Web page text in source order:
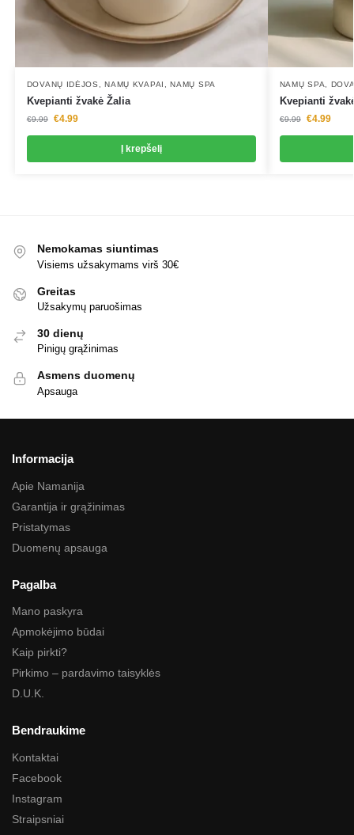
DOVANŲ IDĖJOS ,NAMŲ KVAPAI ,NAMŲ SPA
Kvepianti žvakė Žalia
€9.99 €4.99
Į krepšelį
NAMŲ SPA,
Kvepianti
€9.99 €4.99
Nemokamas siuntimas
Visiems užsakymams virš 30€
Greitas
Užsakymų paruošimas
30 dienų
Pinigų grąžinimas
Asmens duomenų
Apsauga
Informacija
Apie Namanija
Garantija ir grąžinimas
Pristatymas
Duomenų apsauga
Pagalba
Mano paskyra
Apmokėjimo būdai
Kaip pirkti?
Pirkimo – pardavimo taisyklės
D.U.K.
Bendraukime
Kontaktai
Facebook
Instagram
Straipsniai